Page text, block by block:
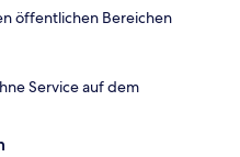
öffentlichen Bereichen
Service auf dem